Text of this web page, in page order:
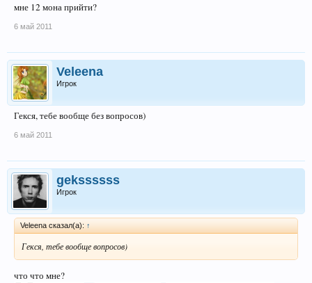
мне 12 мона прийти?
6 май 2011
Veleena
Игрок
Гекся, тебе вообще без вопросов)
6 май 2011
gekssssss
Игрок
Veleena сказал(а): ↑
Гекся, тебе вообще вопросов)
что что мне?